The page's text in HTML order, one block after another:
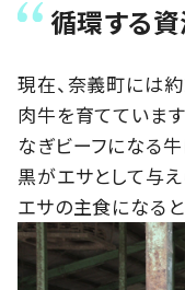
循環する
現在、奈義町には
肉牛を育てていま
なぎビーフになる牛
黒がエサとして与
エサの主食になると